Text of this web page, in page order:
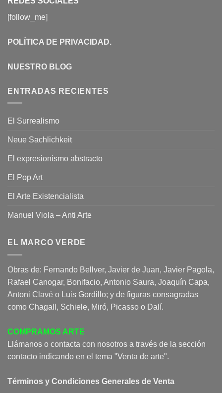
[follow_me]
POLÍTICA DE PRIVACIDAD.
NUESTRO BLOG
ENTRADAS RECIENTES
El Surrealismo
Neue Sachlichkeit
El expresionismo abstracto
El Pop Art
El Arte Existencialista
Manuel Viola – Anti Arte
EL MARCO VERDE
Obras de: Fernando Bellver, Javier de Juan, Javier Pagola,
Rafael Canogar, Bonifacio, Antonio Saura, Joaquín Capa,
Antoni Clavé o Luis Gordillo; y de figuras consagradas
como Chagall, Schiele, Miró, Picasso o Dalí.
COMPRAMOS ARTE
Llámanos o contacta con nosotros a través de la sección
contacto indicando en el tema "Venta de arte".
Términos y Condiciones Generales de Venta